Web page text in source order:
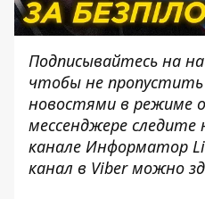
Подписывайтесь на
чтобы не
новостями в режиме
мессенджере
канале Информатор
канал в Viber можно